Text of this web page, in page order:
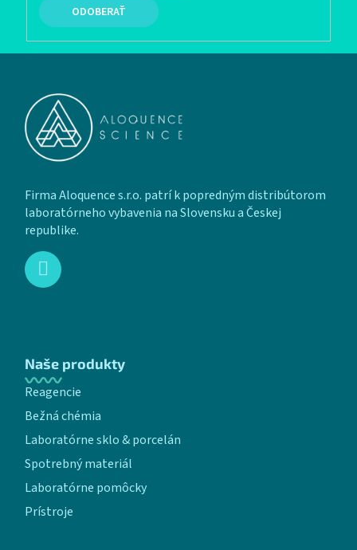
PRIHLÁSIŤ SA
Firma Aloquence s.r.o. patrí k popredným distribútorom
laboratórneho vybavenia na Slovensku a Českej
republike.
Naše produkty
Reagencie
Bežná chémia
Laboratórne sklo & porcelán
Spotrebný materiál
Laboratórne pomôcky
Prístroje